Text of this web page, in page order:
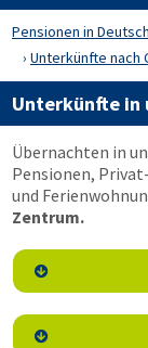
Pensionen in
Unterkünfte nach
Unterkünfte in
Übernachten in
Pensionen,
und
Zentrum.

